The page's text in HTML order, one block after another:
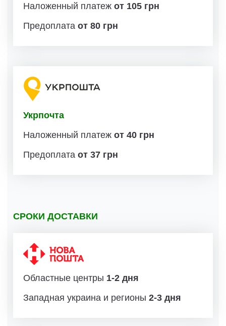
Наложенный платеж от 105 грн
Предоплата от 80 грн
Укрпочта
Наложенный платеж от 40 грн
Предоплата от 37 грн
СРОКИ ДОСТАВКИ
Областные центры 1-2 дня
Западная украина и регионы 2-3 дня